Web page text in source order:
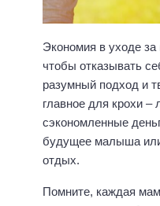
Экономия в уходе
чтобы отказывать
разумный подход и
главное для крохи
сэкономленные
будущее малыша
отдых.
Помните, каждая